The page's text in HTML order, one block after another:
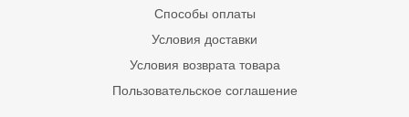
Способы оплаты
Условия доставки
Условия возврата товара
Пользовательское соглашение